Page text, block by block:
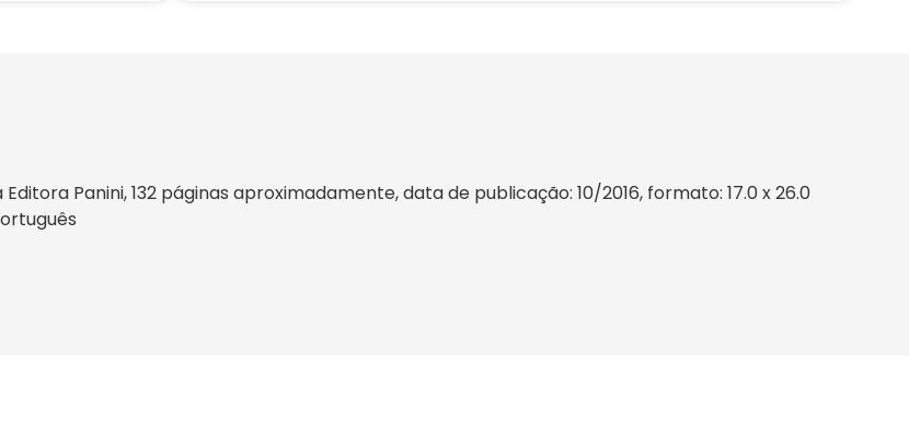
Panini, 132 páginas aproximadamente, data de publicação: 10/2016, formato: 17.0 x 26.0